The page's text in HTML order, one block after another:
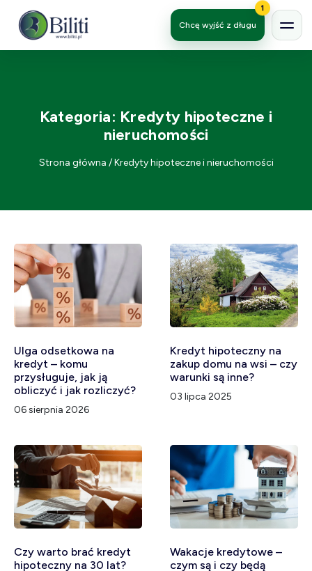
Chcę wyjść z długu
1
Kategoria: Kredyty hipoteczne i
nieruchomości
Strona główna /Kredyty hipoteczne i nieruchomości
Ulga odsetkowa na
kredyt – komu
przysługuje, jak ją
obliczyć i jak rozliczyć?
06 sierpnia 2026
Kredyt hipoteczny na
zakup domu na wsi – czy
warunki są inne?
03 lipca 2025
Czy warto brać kredyt
hipoteczny na 30 lat?
Wakacje kredytowe –
czym są i czy będą